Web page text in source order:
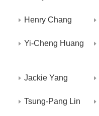
Henry Chang
Yi-Cheng Huang
Jackie Yang
Tsung-Pang Lin